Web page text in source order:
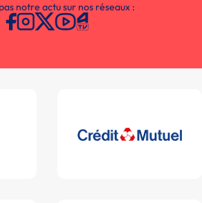
notre actu sur nos réseaux :